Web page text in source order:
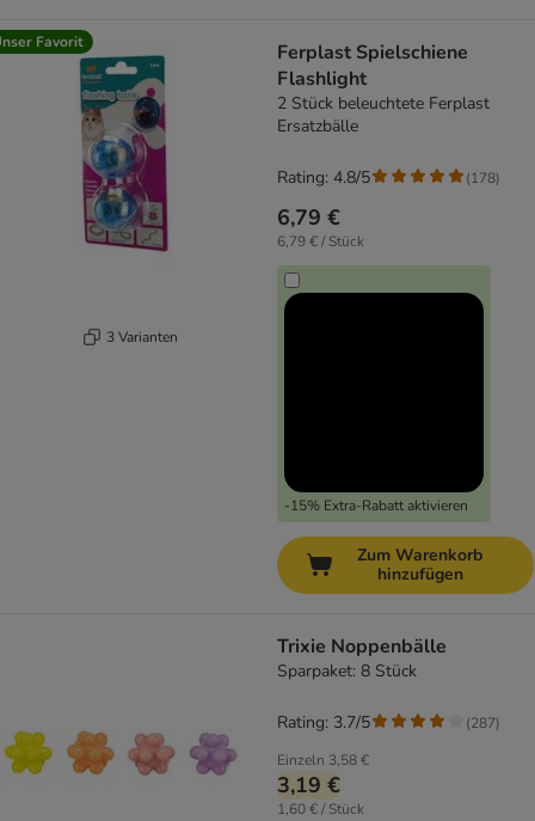
Favorit
3 Varianten
Ferplast Spielschiene
Flashlight
2 Stück beleuchtete Ferplast
Ersatzbälle
6,79 €
6,79 € / Stück
-15% Extra-Rabatt aktivieren
Rating: 4.8/5 (178)
Zum Warenkorb
hinzufügen
Trixie Noppenbälle
Sparpaket: 8 Stück
Einzeln 3,58 €
3,19 €
1,60 € / Stück
Rating: 3.7/5 (287)